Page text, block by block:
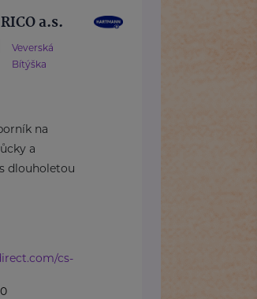
a.s.
Veverská
Bítýška
na
a
dlouholetou
cs-